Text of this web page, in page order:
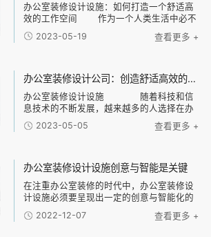
办公室装修设计设施：如何打造一个舒适高
效的工作空间 作为一个人类生活中必不
可少的一部分，办公室对于工作人员来说，
占据了大量时间和精力，因此如何打造一个
2023-05-19 查看更多 +
办公室装修设计公司：创造舒适高效的工作环境
办公室装修设计设施 随着科技和信
息技术的不断发展，越来越多的人选择在办
公室工作。对于许多公司来说，一个舒适、
高效和具有吸引力的办公室是有益于增加员
2023-05-05 查看更多 +
办公室装修设计设施创意与智能是关键
在注重办公室装修的时代中，办公室装修设
计设施必须要呈现出一定的创意与智能化的
特点。
2022-12-07 查看更多 +